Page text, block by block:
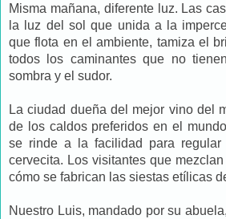
Misma mañana, diferente luz. Las
la luz del sol que unida a la
que flota en el ambiente, tamiza el
todos los caminantes que no
sombra y el sudor.
La ciudad dueña del mejor vino del
de los caldos preferidos en el
se rinde a la facilidad para
cervecita. Los visitantes que
cómo se fabrican las siestas etílicas
Nuestro Luis, mandado por su